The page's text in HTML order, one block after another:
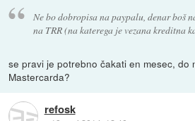
Ne bo dobropisa na paypalu, denar boš
na TRR (na katerega je vezana kreditna
se pravi je potrebno čakati en mesec, do
Mastercarda?
refosk